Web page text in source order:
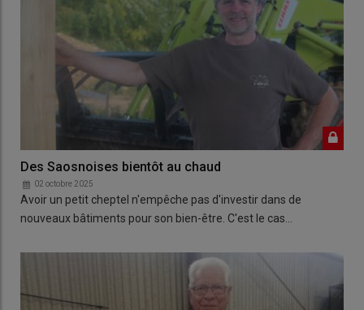
Des Saosnoises bientôt au chaud
02 octobre 2025
Avoir un petit cheptel n'empêche pas d'investir dans de
nouveaux bâtiments pour son bien-être. C'est le cas…